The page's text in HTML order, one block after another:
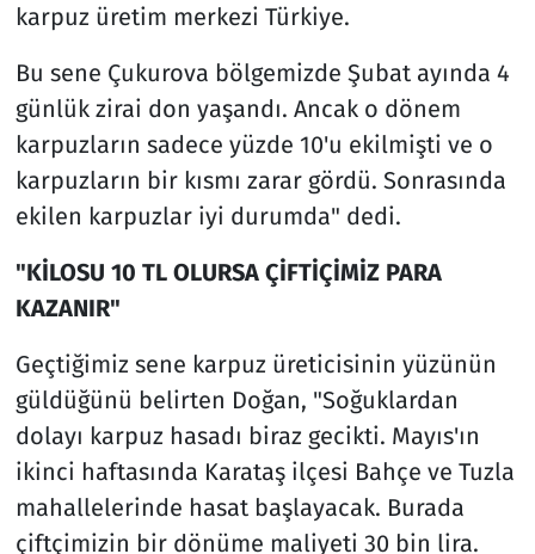
karpuz üretim merkezi Türkiye.
Bu sene Çukurova bölgemizde Şubat ayında 4
günlük zirai don yaşandı. Ancak o dönem
karpuzların sadece yüzde 10'u ekilmişti ve o
karpuzların bir kısmı zarar gördü. Sonrasında
ekilen karpuzlar iyi durumda" dedi.
"KİLOSU 10 TL OLURSA ÇİFTİÇİMİZ PARA
KAZANIR"
Geçtiğimiz sene karpuz üreticisinin yüzünün
güldüğünü belirten Doğan, "Soğuklardan
dolayı karpuz hasadı biraz gecikti. Mayıs'ın
ikinci haftasında Karataş ilçesi Bahçe ve Tuzla
mahallelerinde hasat başlayacak. Burada
çiftçimizin bir dönüme maliyeti 30 bin lira.